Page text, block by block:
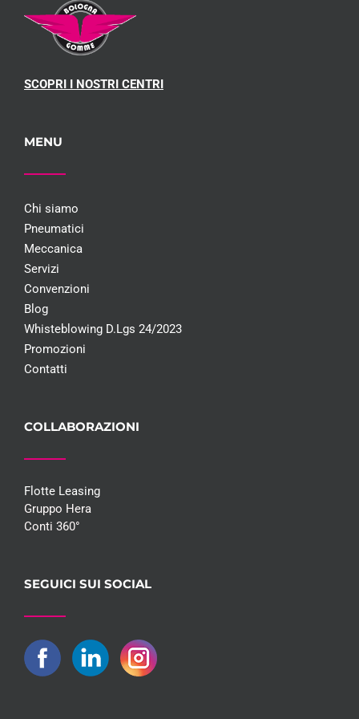
SCOPRI I NOSTRI CENTRI
MENU
Chi siamo
Pneumatici
Meccanica
Servizi
Convenzioni
Blog
Whisteblowing D.Lgs 24/2023
Promozioni
Contatti
COLLABORAZIONI
Flotte Leasing
Gruppo Hera
Conti 360°
SEGUICI SUI SOCIAL